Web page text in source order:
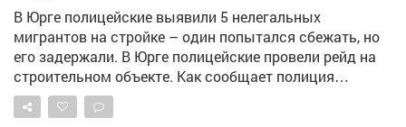
В Юрге полицейские выявили 5 нелегальных
мигрантов на стройке – один попытался сбежать, но
его задержали. В Юрге полицейские провели рейд на
строительном объекте. Как сообщает полиция
Кузбасса, при проверке документов выяснилось, что 5
иностранцев работают нелегально. На них составили